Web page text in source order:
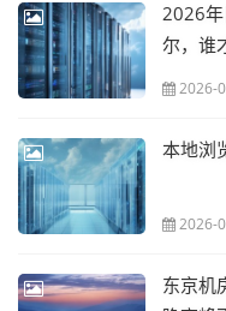
2026
尔，谁
2026-
本地浏
2026-
东京机